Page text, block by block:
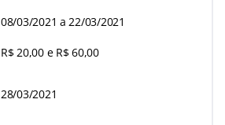
08/03/2021 a 22/03/2021
R$ 20,00 e R$ 60,00
28/03/2021